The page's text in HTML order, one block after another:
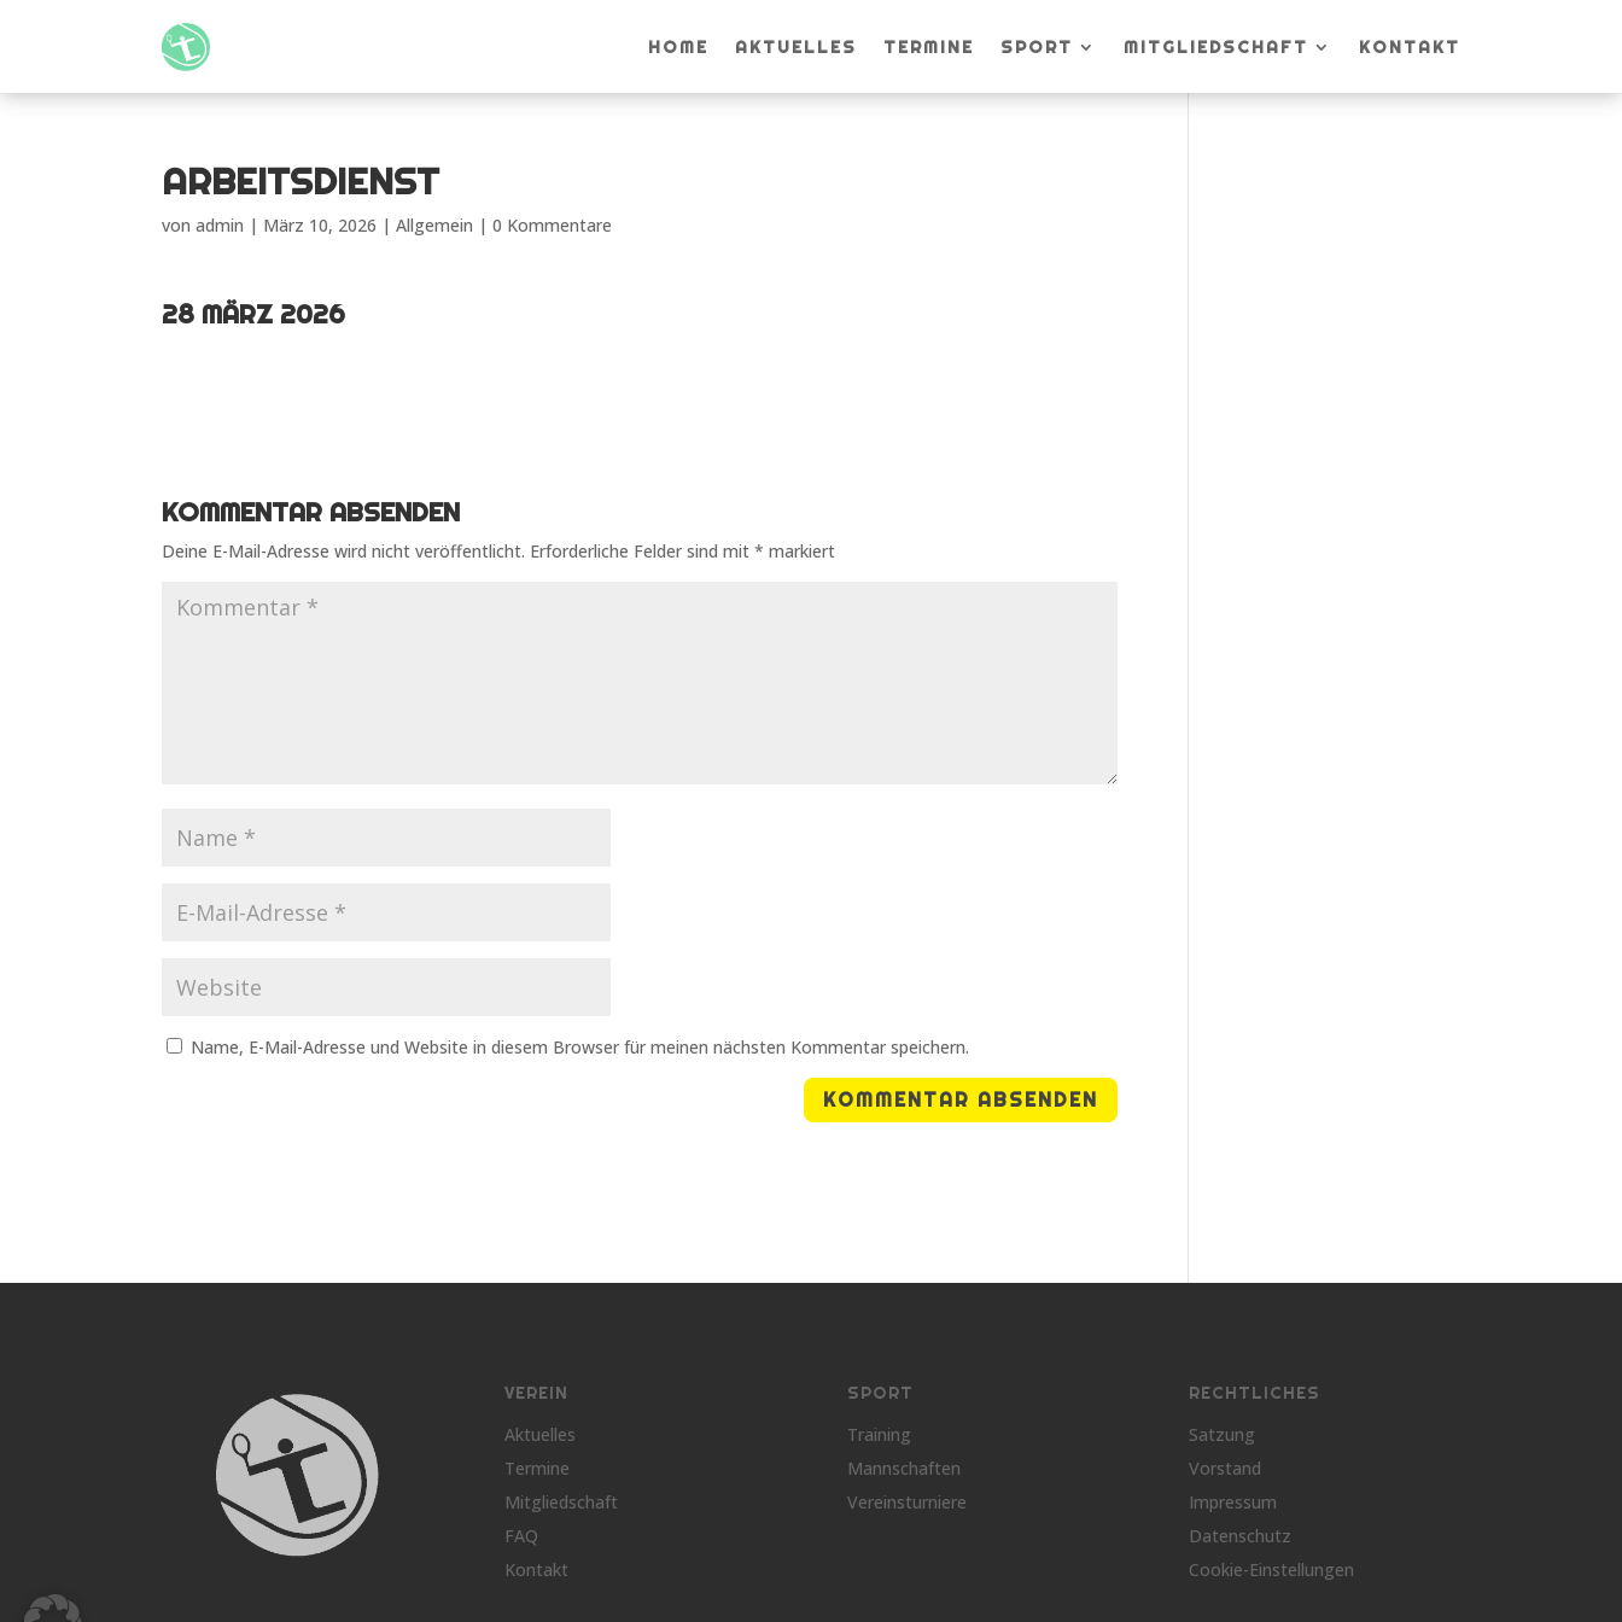
HOME AKTUELLES TERMINE SPORT MITGLIEDSCHAFT KONTAKT
ARBEITSDIENST
vonadmin | März 10, 2026 | Allgemein |0 Kommentare
28 MÄRZ 2026
KOMMENTAR ABSENDEN
Deine E-Mail-Adresse wird nicht veröffentlicht. Erforderliche Felder sind mit* markiert
Name, E-Mail-Adresse und Website in diesem Browser für meinen nächsten Kommentar speichern.
VEREIN
Aktuelles
Termine
Mitgliedschaft
FAQ
Kontakt
SPORT
Training
Mannschaften
Vereinsturniere
RECHTLICHES
Satzung
Vorstand
Impressum
Datenschutz
Cookie-Einstellungen